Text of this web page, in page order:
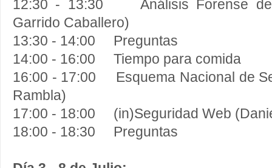
12:30 - 13:30 Análisis Forense de
Garrido Caballero)
13:30 - 14:00 Preguntas
14:00 - 16:00 Tiempo para comida
16:00 - 17:00 Esquema Nacional de
Rambla)
17:00 - 18:00 (in)Seguridad Web
18:00 - 18:30 Preguntas